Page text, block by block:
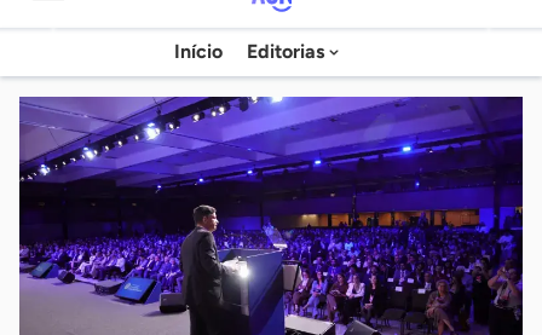
Agência
Sebrae
de
Notícias
Início Editorias
chave